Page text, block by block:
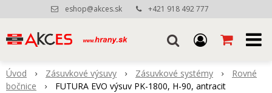
eshop@akces.sk +421 918 492 777
Úvod Zásuvkové výsuvy Zásuvkové systémy
Rovné
bočnice
FUTURA EVO výsuv PK-1800, H-90, antracit